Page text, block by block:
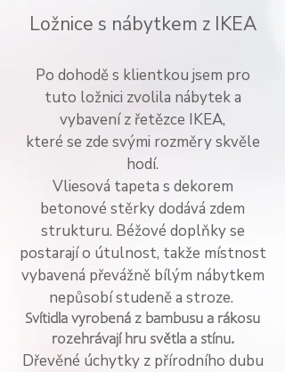
Ložnice s nábytkem z IKEA
Po dohodě s klientkou jsem pro
tuto ložnici zvolila nábytek a
vybavení z řetězce IKEA,
které se zde svými rozměry skvěle
hodí.
Vliesová tapeta s dekorem
betonové stěrky dodává zdem
strukturu. Béžové doplňky se
postarají o útulnost, takže místnost
vybavená převážně bílým nábytkem
nepůsobí studeně a stroze.
Svítidla vyrobená z bambusu a rákosu
rozehrávají hru světla a stínu.
Dřevěné úchytky z přírodního dubu